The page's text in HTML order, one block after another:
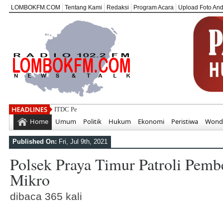
LOMBOKFM.COM Tentang Kami Redaksi Program Acara Upload Foto
ITDC Perkuat Kapasitas SDM
Home Umum Politik Hukum Ekonomi Peristiwa
Published On: Fri, Jul 9th, 2021
Polsek Praya Timur Patroli
Mikro
dibaca 365 kali